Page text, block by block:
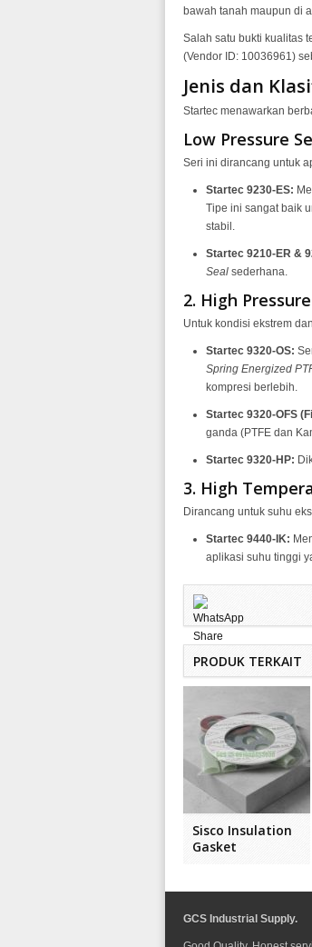
bawah tanah maupun di
Salah satu bukti kualitas
(Vendor ID: 10036961)
Jenis dan
Startec menawarkan
Low Pressure
Seri ini dirancang untuk
Startec 9230-ES:
Tipe ini sangat baik
stabil .
Startec 9210-ER &
Seal sederhana.
2. High
Untuk kondisi ekstrem
Startec 9320-OS:
Spring Energized
kompresi berlebih.
Startec 9320-OFS
ganda (PTFE dan
Startec 9320-HP:
3. High
Dirancang untuk suhu
Startec 9440-IK:
aplikasi suhu tinggi
PRODUK TERKAIT
Sisco Insulation
Gasket
GCS Industrial Supply.